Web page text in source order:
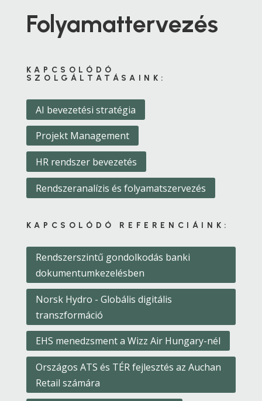
Folyamattervezés
KAPCSOLÓDÓ
SZOLGÁLTATÁSAINK:
AI bevezetési stratégia
Projekt Management
HR rendszer bevezetés
Rendszeranalízis és folyamatszervezés
KAPCSOLÓDÓ REFERENCIÁINK:
Rendszerszintű gondolkodás banki
dokumentumkezelésben
Norsk Hydro - Globális digitális
transzformáció
EHS menedzsment a Wizz Air Hungary-nél
Országos ATS és TÉR fejlesztés az Auchan
Retail számára